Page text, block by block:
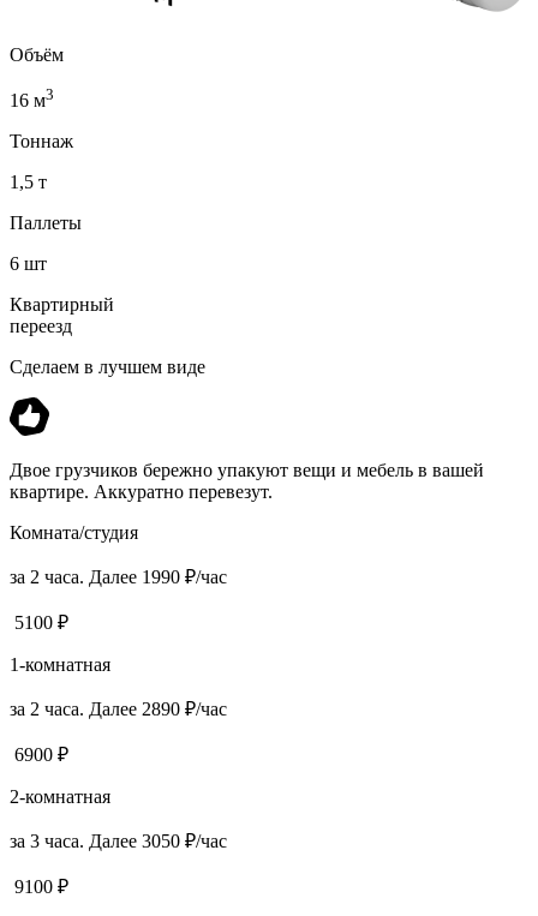
Объём
16 м3
Тоннаж
1,5 т
Паллеты
6 шт
Квартирный
переезд
Сделаем в лучшем виде
Двое грузчиков бережно упакуют вещи и мебель в вашей
квартире. Аккуратно перевезут.
Комната/студия
за 2 часа. Далее 1990 ₽/час
5100 ₽
1-комнатная
за 2 часа. Далее 2890 ₽/час
6900 ₽
2-комнатная
за 3 часа. Далее 3050 ₽/час
9100 ₽